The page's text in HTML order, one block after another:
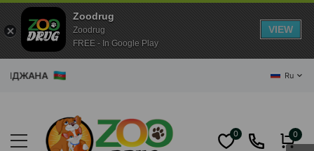
Ru
0 0
Zoodrug
Zoodrug
FREE - In Google Play
VIEW